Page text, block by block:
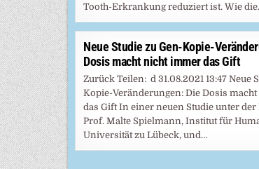
Tooth-Erkrankung reduziert ist. Wie
Neue Studie zu Gen-Kopie-
Dosis macht nicht immer das Gift
Zurück Teilen: d 31.08.2021 13:47 Neue
Kopie-Veränderungen: Die Dosis
das Gift In einer neuen Studie unter
Prof. Malte Spielmann, Institut für
Universität zu Lübeck, und…